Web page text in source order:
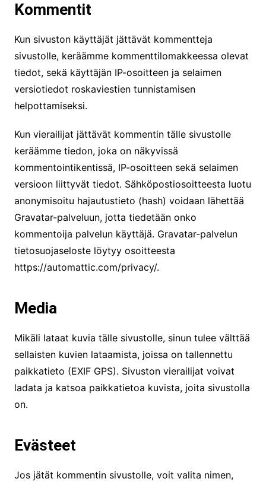
Kommentit
Kun sivuston käyttäjät jättävät kommentteja
sivustolle, keräämme kommenttilomakkeessa olevat
tiedot, sekä käyttäjän IP-osoitteen ja selaimen
versiotiedot roskaviestien tunnistamisen
helpottamiseksi.
Kun vierailijat jättävät kommentin tälle sivustolle
keräämme tiedon, joka on näkyvissä
kommentointikentissä, IP-osoitteen sekä selaimen
versioon liittyvät tiedot. Sähköpostiosoitteesta luotu
anonymisoitu hajautustieto (hash) voidaan lähettää
Gravatar-palveluun, jotta tiedetään onko
kommentoija palvelun käyttäjä. Gravatar-palvelun
tietosuojaseloste löytyy osoitteesta
https://automattic.com/privacy/.
Media
Mikäli lataat kuvia tälle sivustolle, sinun tulee välttää
sellaisten kuvien lataamista, joissa on tallennettu
paikkatieto (EXIF GPS). Sivuston vierailijat voivat
ladata ja katsoa paikkatietoa kuvista, joita sivustolla
on.
Evästeet
Jos jätät kommentin sivustolle, voit valita nimen,